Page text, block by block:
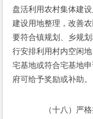
盘活利用农村集体建
建设用地整理，改善
要符合镇规划、乡规
行安排利用村内空闲
宅基地或符合宅基地
府可给予奖励或补助。
（十八）严格